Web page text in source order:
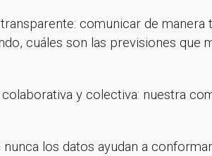
comunicar de
cuáles son las previsiones
y colectiva: nuestra
nunca los datos ayudan a